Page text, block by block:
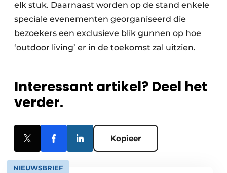
elk stuk. Daarnaast worden op de stand enkele
speciale evenementen georganiseerd die
bezoekers een exclusieve blik gunnen op hoe
‘outdoor living’ er in de toekomst zal uitzien.
Interessant artikel? Deel het
verder.
Kopieer
NIEUWSBRIEF